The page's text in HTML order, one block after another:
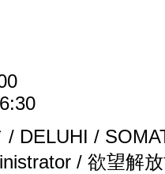
DELUHI /
/ 欲望解